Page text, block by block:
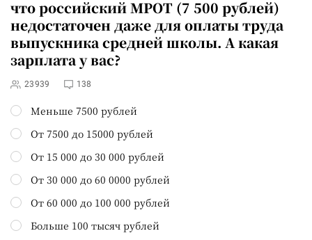
что российский МРОТ (7 500 рублей)
недостаточен даже для оплаты труда
выпускника средней школы. А какая
зарплата у вас?
23939 138
Меньше 7500 рублей
От 7500 до 15000 рублей
От 15 000 до 30 000 рублей
От 30 000 до 60 0000 рублей
От 60 000 до 100 000 рублей
Больше 100 тысяч рублей